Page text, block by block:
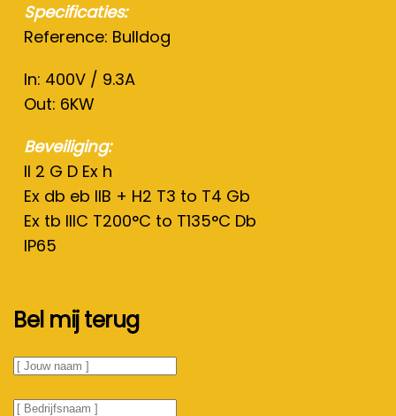
Specificaties:
Reference: Bulldog
In: 400V / 9.3A
Out: 6KW
Beveiliging:
II 2 G D Ex h
Ex db eb IIB + H2 T3 to T4 Gb
Ex tb IIIC T200°C to T135°C Db
IP65
Bel mij terug